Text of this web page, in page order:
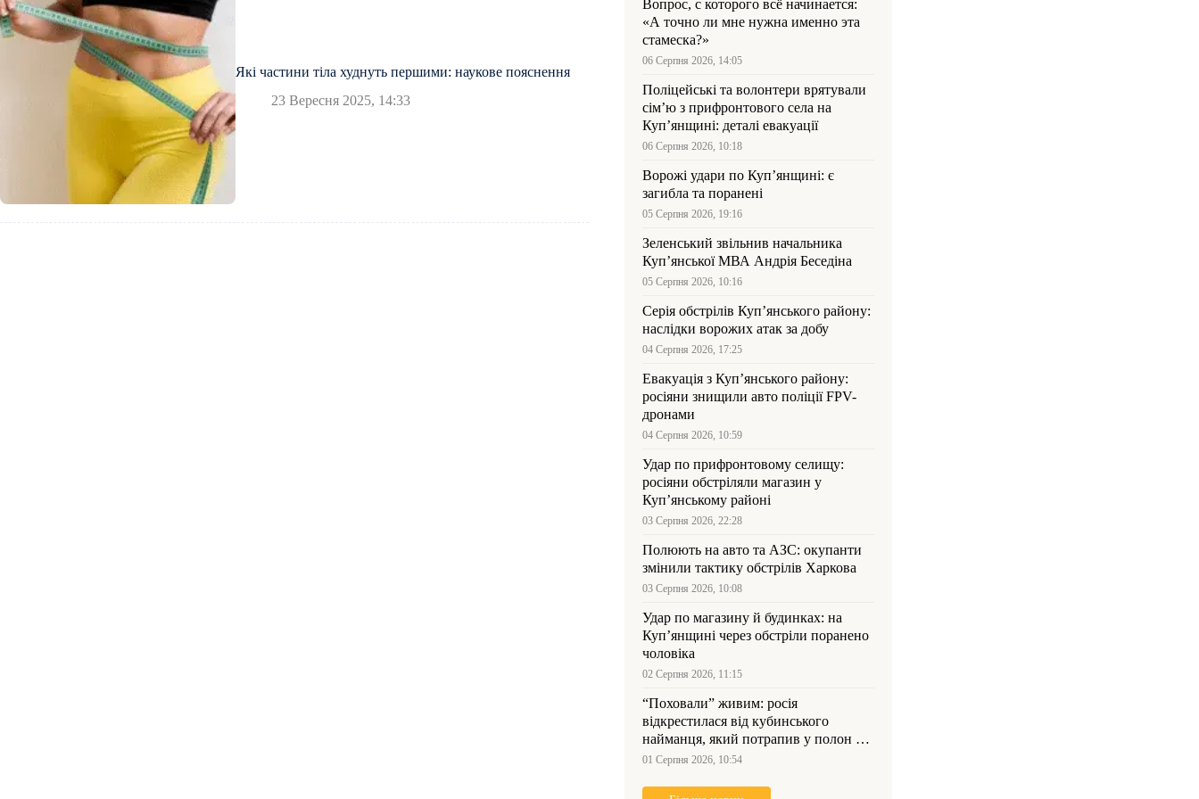
Які частини тіла худнуть першими: наукове пояснення
23 Вересня 2025, 14:33
Вопрос, с которого всё начинается:
«А точно ли мне нужна именно эта
стамеска?»
06 Серпня 2026, 14:05
Поліцейські та волонтери врятували
сім’ю з прифронтового села на
Куп’янщині: деталі евакуації
06 Серпня 2026, 10:18
Ворожі удари по Куп’янщині: є
загибла та поранені
05 Серпня 2026, 19:16
Зеленський звільнив начальника
Купʼянської МВА Андрія Беседіна
05 Серпня 2026, 10:16
Серія обстрілів Куп’янського району:
наслідки ворожих атак за добу
04 Серпня 2026, 17:25
Евакуація з Куп’янського району:
росіяни знищили авто поліції FPV-
дронами
04 Серпня 2026, 10:59
Удар по прифронтовому селищу:
росіяни обстріляли магазин у
Куп’янському районі
03 Серпня 2026, 22:28
Полюють на авто та АЗС: окупанти
змінили тактику обстрілів Харкова
03 Серпня 2026, 10:08
Удар по магазину й будинках: на
Куп’янщині через обстріли поранено
чоловіка
02 Серпня 2026, 11:15
“Поховали” живим: росія
відкрестилася від кубинського
найманця, який потрапив у полон на
Куп’янщині
01 Серпня 2026, 10:54